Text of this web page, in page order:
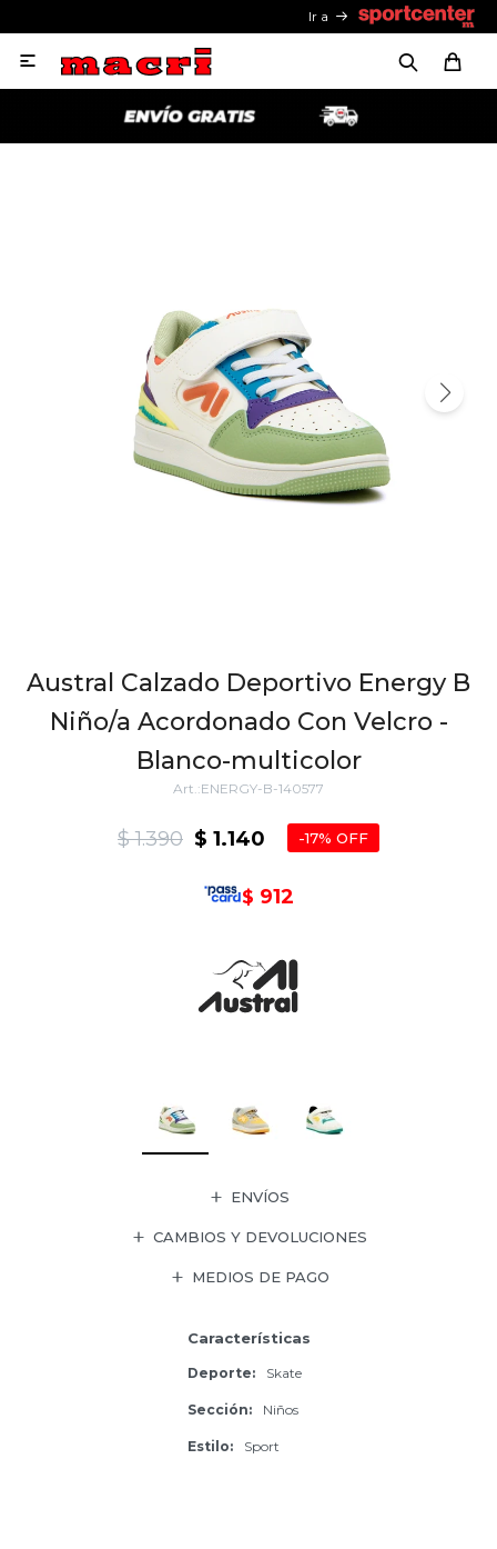
Ir a

Austral Calzado Deportivo Energy B
Niño/a Acordonado Con Velcro -
Blanco-multicolor
ENERGY-B-140577
$ 1.140
$ 1.390 17
$ 912
ENVÍOS
CAMBIOS Y DEVOLUCIONES
MEDIOS DE PAGO
Características
Deporte Skate
Sección Niños
Estilo Sport